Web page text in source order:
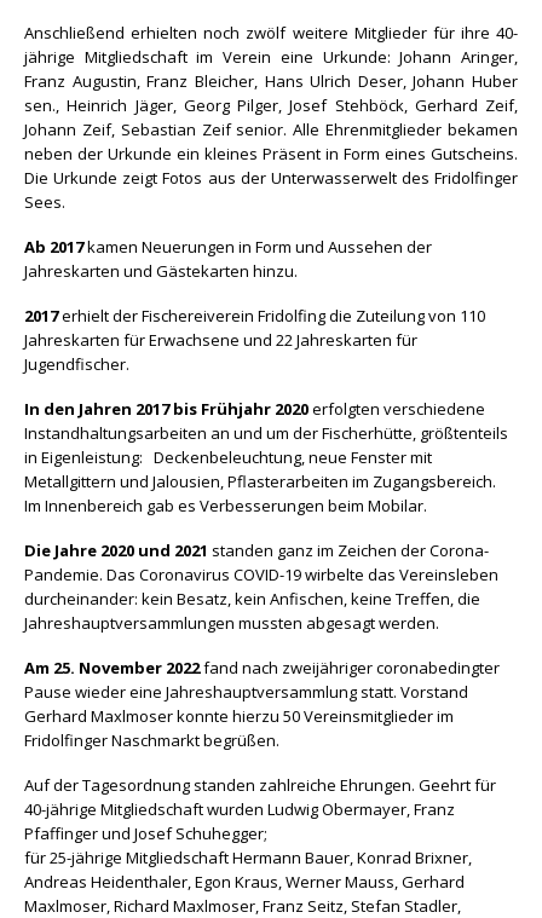
Anschließend erhielten noch zwölf weitere Mitglieder für ihre 40-
jährige Mitgliedschaft im Verein eine Urkunde: Johann Aringer,
Franz Augustin, Franz Bleicher, Hans Ulrich Deser, Johann Huber
sen., Heinrich Jäger, Georg Pilger, Josef Stehböck, Gerhard Zeif,
Johann Zeif, Sebastian Zeif senior. Alle Ehrenmitglieder bekamen
neben der Urkunde ein kleines Präsent in Form eines Gutscheins.
Die Urkunde zeigt Fotos aus der Unterwasserwelt des Fridolfinger
Sees.
Ab 2017kamen Neuerungen in Form und Aussehen der
Jahreskarten und Gästekarten hinzu.
2017erhielt der Fischereiverein Fridolfing die Zuteilung von 110
Jahreskarten für Erwachsene und 22 Jahreskarten für
Jugendfischer.
In den Jahren 2017 bis Frühjahr 2020erfolgten verschiedene
Instandhaltungsarbeiten an und um der Fischerhütte, größtenteils
in Eigenleistung: Deckenbeleuchtung, neue Fenster mit
Metallgittern und Jalousien, Pflasterarbeiten im Zugangsbereich.
Im Innenbereich gab es Verbesserungen beim Mobilar.
Die Jahre 2020 und 2021 standen ganz im Zeichen der Corona-
Pandemie. Das Coronavirus COVID-19 wirbelte das Vereinsleben
durcheinander: kein Besatz, kein Anfischen,keine Treffen, die
Jahreshauptversammlungen mussten abgesagt werden.
Am 25. November 2022fand nach zweijähriger coronabedingter
Pause wieder eine Jahreshauptversammlung statt. Vorstand
Gerhard Maxlmoser konnte hierzu 50 Vereinsmitglieder im
Fridolfinger Naschmarkt begrüßen.
Auf der Tagesordnung standen zahlreiche Ehrungen. Geehrt für
40-jährige Mitgliedschaft wurden Ludwig Obermayer, Franz
Pfaffinger und Josef Schuhegger;
für 25-jährige Mitgliedschaft Hermann Bauer, Konrad Brixner,
Andreas Heidenthaler, Egon Kraus, Werner Mauss, Gerhard
Maxlmoser, Richard Maxlmoser, Franz Seitz, Stefan Stadler,